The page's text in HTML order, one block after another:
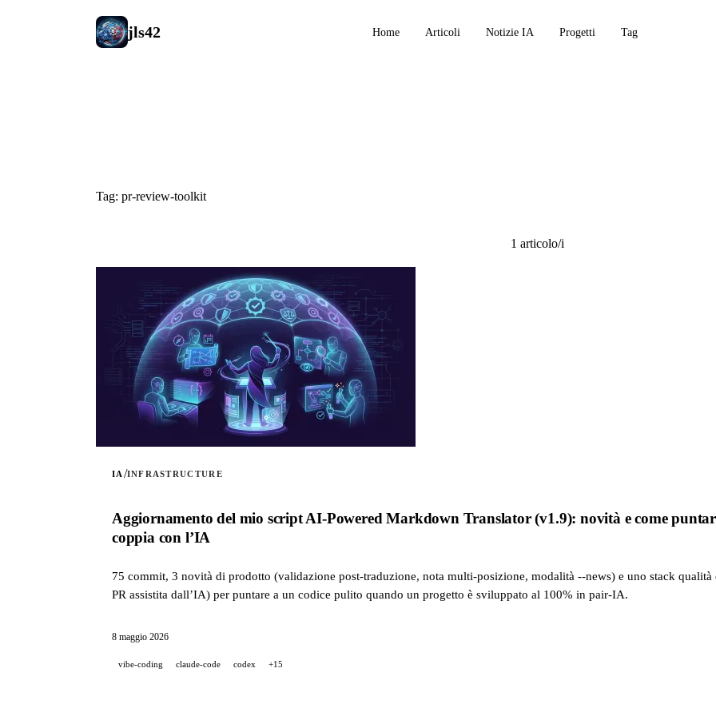
jls42 Home Articoli Notizie IA Progetti Tag
Tag: pr-review-toolkit
1 articolo/i
IA /INFRASTRUCTURE
Aggiornamento del mio script AI-Powered Markdown Translator (v1.9): novità e come
coppia con l’IA
75 commit, 3 novità di prodotto (validazione post-traduzione, nota multi-posizione, modalità --news) e uno stack
PR assistita dall’IA) per puntare a un codice pulito quando un progetto è sviluppato al 100% in pair-IA.
8 maggio 2026
vibe-coding claude-code codex +15